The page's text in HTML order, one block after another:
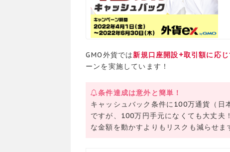
GMO外貨では新規口座開設+取引額に応
ーンを実施しています！
条件達成は意外と簡単！
キャッシュバック条件に100万通貨（日
ですが、100万円手元になくても大丈夫
な金額を動かすよりもリスクも減らせま